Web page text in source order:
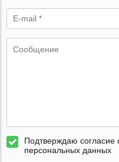
Подтверждаю согласие
персональных данных